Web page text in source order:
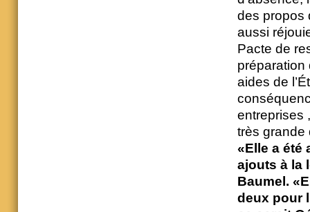
des propos
aussi
Pacte de
préparation
aides de
entreprises
très grande
«Elle a été
ajouts à la
Baumel.
deux pour